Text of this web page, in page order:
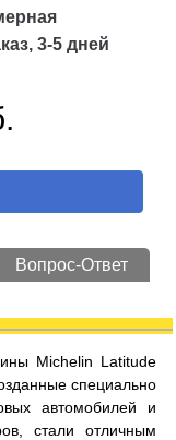
3-5 дней
Вопрос-Ответ
Michelin Latitude
специально
автомобилей и
стали отличным